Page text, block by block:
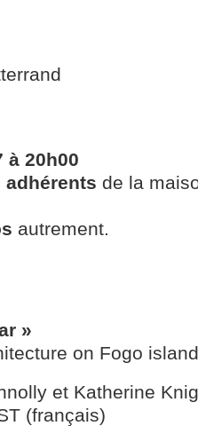
à 20h00
adhérents de la
autrement.
»
on Fogo island
et Katherine
(français)